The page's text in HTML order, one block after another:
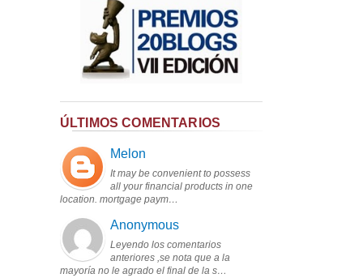
ÚLTIMOS COMENTARIOS
Melon
It may be convenient to possess
all your financial products in one
location. mortgage paym…
Anonymous
Leyendo los comentarios
anteriores ,se nota que a la
mayoría no le agrado el final de la s…